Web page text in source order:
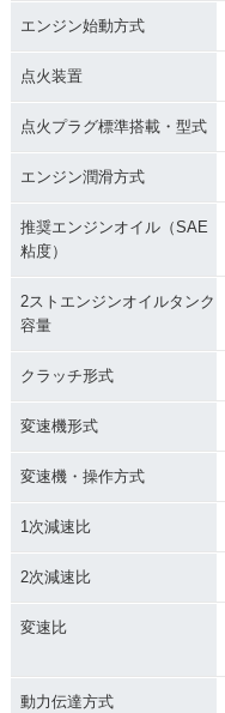
エンジン始動方式
点火装置
点火プラグ標準搭載・型式
エンジン潤滑方式
推奨エンジンオイル（SAE
粘度）
2ストエンジンオイルタンク
容量
クラッチ形式
変速機形式
変速機・操作方式
1次減速比
2次減速比
変速比
動力伝達方式